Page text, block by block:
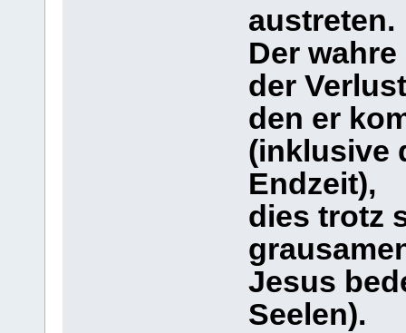
austreten.
Der
der
den er
(inklusive
Endzeit),
dies trotz
Jesus
Seelen).